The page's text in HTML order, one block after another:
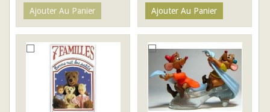
Ajouter Au Panier
Ajouter Au Panier